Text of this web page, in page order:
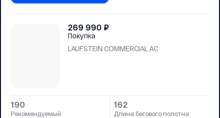
269 990 ₽
Покупка
LAUFSTEIN COMMERCIAL AC
190
Рекомендуемый
162
Длина бегового полотна